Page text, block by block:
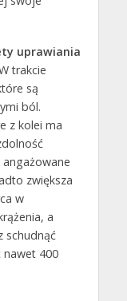
uprawiania
trakcie
są
ból.
z kolei ma
zwiększa
w
a
schudnąć
nawet 400